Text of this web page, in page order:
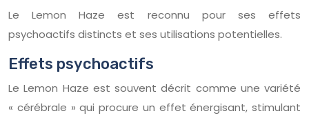
Le Lemon Haze est reconnu pour ses effets
psychoactifs distincts et ses utilisations potentielles.
Effets psychoactifs
Le Lemon Haze est souvent décrit comme une variété
« cérébrale » qui procure un effet énergisant, stimulant